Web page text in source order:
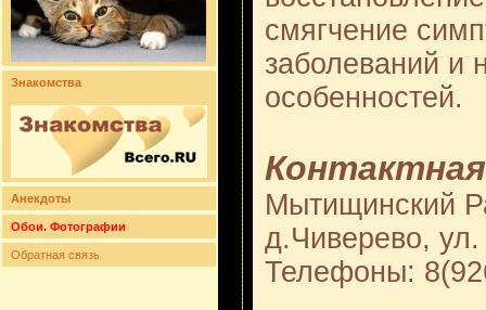
Знакомства
Анекдоты
Обои. Фотографии
Обратная связь
смягчение
заболеваний и
особенностей.
Мытищинский
д.Чиверево,
Телефоны: